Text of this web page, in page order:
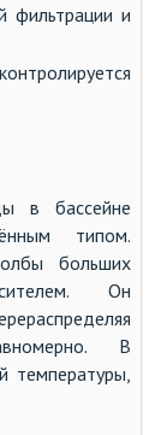
фильтрации и
в бассейне
типом.
больших
Он
В
температуры,